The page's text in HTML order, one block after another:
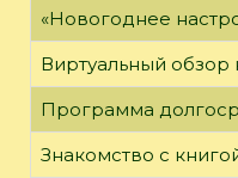
«Новогоднее
Виртуальный обзор
Программа
Знакомство с